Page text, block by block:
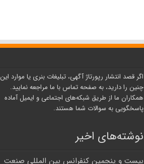
اگر قصد انتشار رپورتاژ آگهی، تبلیغات بنری یا موارد این
چنین را دارید، به صفحه تماس با ما مراجعه نمایید.
همکاران ما از طریق شبکه‌های اجتماعی و ایمیل آماده
پاسخگویی به سوالات شما هستند.
نوشته‌های اخیر
بیست و پنجمین کنفرانس بین المللی صنعت